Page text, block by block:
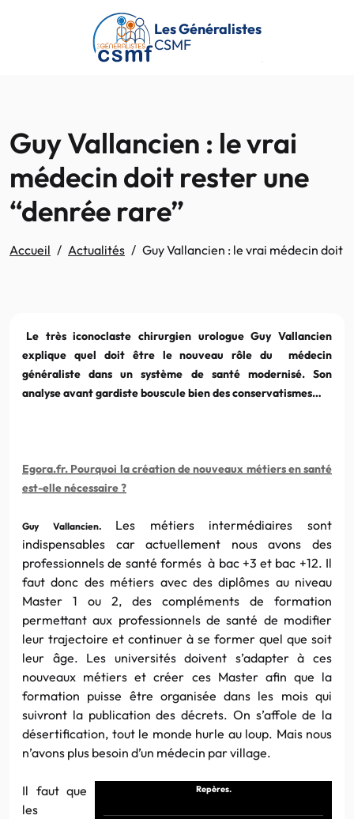
Passer au contenu principal
Les Généralistes
CSMF
Guy Vallancien : le vrai
médecin doit rester une
“denrée rare”
Accueil Actualités Guy Vallancien : le vrai médecin doit
Le très iconoclaste chirurgien urologue Guy Vallancien
explique quel doit être le nouveau rôle du médecin
généraliste dans un système de santé modernisé. Son
analyse avant gardiste bouscule bien des conservatismes…
Egora.fr. Pourquoi la création de nouveaux métiers en santé
est-elle nécessaire ?
Guy Vallancien. Les métiers intermédiaires sont
indispensables caractuellement nous avons des
professionnels de santé formés à bac +3 et bac +12. Il
faut donc des métiers avec des diplômes au niveau
Master 1 ou 2, des compléments de formation
permettant aux professionnels de santé de modifier
leur trajectoire et continuer à se former quel que soit
leur âge. Les universités doivent s’adapter à ces
nouveaux métiers et créer ces Master afin que la
formation puisse être organisée dans les mois qui
suivront la publication des décrets. On s’affole de la
désertification, tout le monde hurle au loup. Mais nous
n’avons plus besoin d’un médecin par village.
Repères.
Il faut que
les